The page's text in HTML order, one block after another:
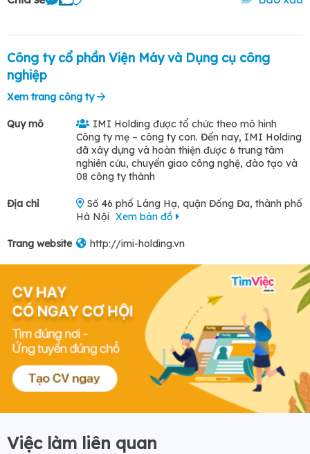
Công ty cổ phần Viện Máy và Dụng cụ công
nghiệp
Xem trang công ty
Quy mô
IMI Holding được tổ chức theo mô hình
Công ty mẹ – công ty con. Đến nay, IMI Holding
đã xây dựng và hoàn thiện được 6 trung tâm
nghiên cứu, chuyển giao công nghệ, đào tạo và
08 công ty thành
Địa chỉ
Số 46 phố Láng Hạ, quận Đống Đa, thành phố
Hà Nội Xem bản đồ
Trang website http://imi-holding.vn
Việc làm liên quan